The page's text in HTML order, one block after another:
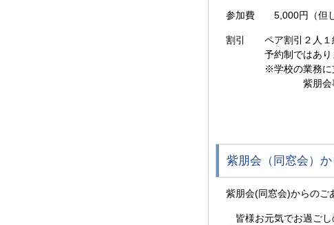
参加費 5,000円（但し
割引 ペア割引２人１組
予約制ではありませ
※学校の業務に支障
紫朋会事務局 川
E-mail
紫朋会（同窓会）か
紫朋会(同窓会)からのご
皆様お元気でお過ごし